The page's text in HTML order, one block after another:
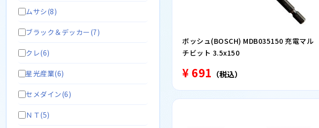
ムサシ(8)
ブラック＆デッカー(7)
クレ(6)
星光産業(6)
セメダイン(6)
ＮＴ(5)
ボッシュ(BOSCH) MDB035150 充電マル
チビット 3.5x150
¥ 691 （税込）